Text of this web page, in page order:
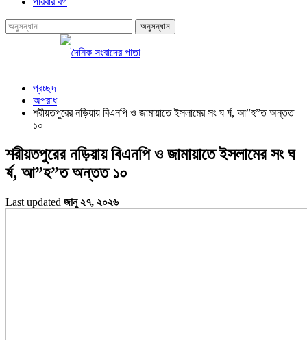
প্রচ্ছদ
অপরাধ
শরীয়তপুরের নড়িয়ায় বিএনপি ও জামায়াতে ইসলামের সং ঘ র্ষ, আ”হ”ত অন্তত
১০
শরীয়তপুরের নড়িয়ায় বিএনপি ও জামায়াতে ইসলামের সং ঘ
র্ষ, আ”হ”ত অন্তত ১০
Last updated জানু ২৭, ২০২৬